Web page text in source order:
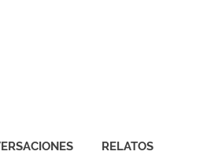
RELATOS